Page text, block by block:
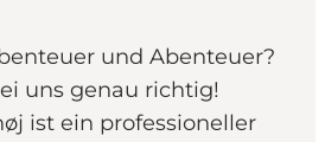
und Abenteuer?
uns genau richtig!
ist ein professioneller